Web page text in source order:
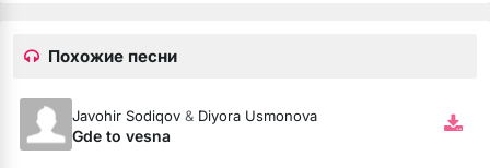
Похожие песни
Javohir Sodiqov & Diyora Usmonova
Gde to vesna